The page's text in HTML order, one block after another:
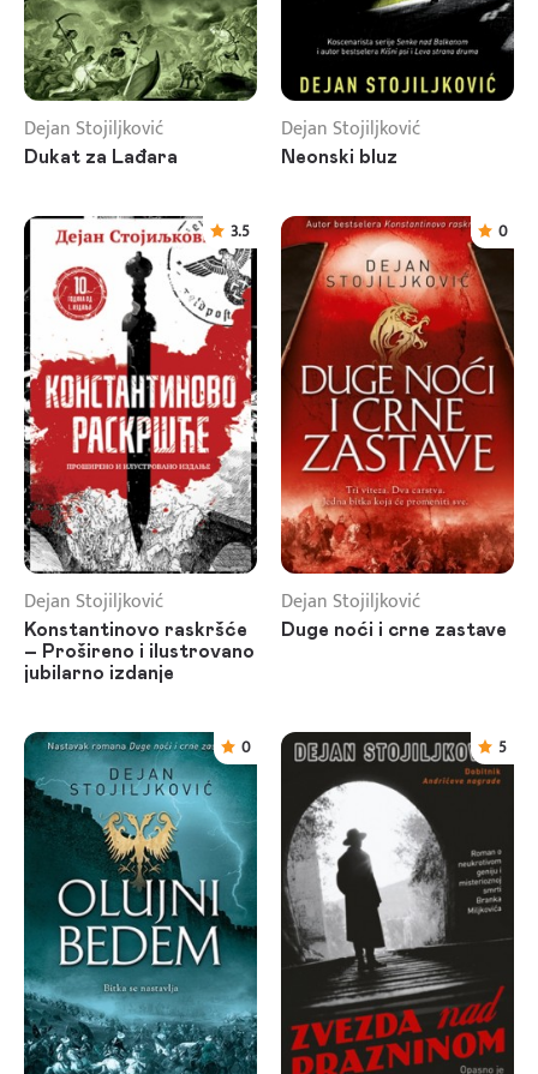
Dejan Stojiljković
Dukat za Lađara
Dejan Stojiljković
Neonski bluz
3.5
Dejan Stojiljković
Konstantinovo raskršće
– Prošireno i ilustrovano
jubilarno izdanje
0
Dejan Stojiljković
Duge noći i crne zastave
0 5